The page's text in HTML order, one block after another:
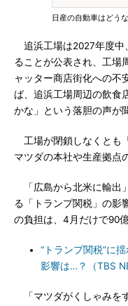
日産の自動車はどう
追浜工場は2027年度中
ることが公表され、工場
ャッター商店街化への不
ば、追浜工場周辺の飲食
かな」という落胆の声が
工場が閉鎖しなくとも
マツダの本社や生産拠点
「広島から北米に輸出
る「トランプ関税」の影
の負担は、4月だけで90
“トランプ関税”に
影響は…？（TBS
「マツダがくしゃみを